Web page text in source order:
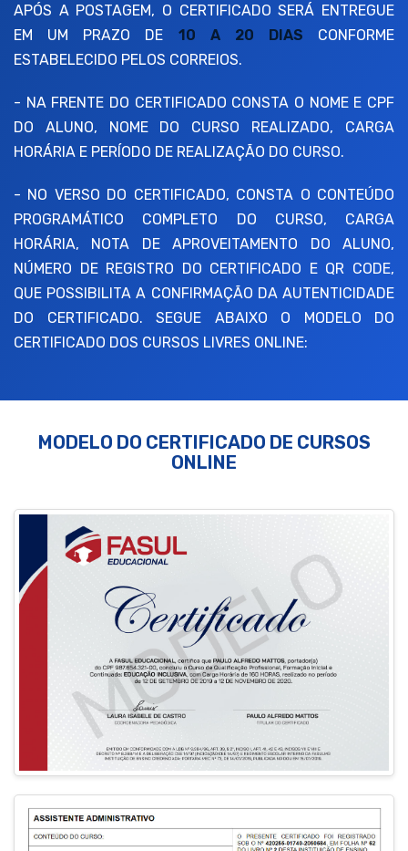
APÓS A POSTAGEM, O CERTIFICADO SERÁ ENTREGUE
EM UM PRAZO DE 10 A 20 DIAS CONFORME
ESTABELECIDO PELOS CORREIOS.
- NA FRENTE DO CERTIFICADO CONSTA O NOME E CPF
DO ALUNO, NOME DO CURSO REALIZADO, CARGA
HORÁRIA E PERÍODO DE REALIZAÇÃO DO CURSO.
- NO VERSO DO CERTIFICADO, CONSTA O CONTEÚDO
PROGRAMÁTICO COMPLETO DO CURSO, CARGA
HORÁRIA, NOTA DE APROVEITAMENTO DO ALUNO,
NÚMERO DE REGISTRO DO CERTIFICADO E QR CODE,
QUE POSSIBILITA A CONFIRMAÇÃO DA AUTENTICIDADE
DO CERTIFICADO. SEGUE ABAIXO O MODELO DO
CERTIFICADO DOS CURSOS LIVRES ONLINE:
MODELO DO CERTIFICADO DE CURSOS
ONLINE